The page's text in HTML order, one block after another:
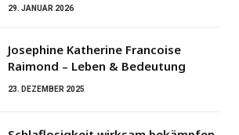
29. JANUAR 2026
Josephine Katherine Francoise
Raimond – Leben & Bedeutung
23. DEZEMBER 2025